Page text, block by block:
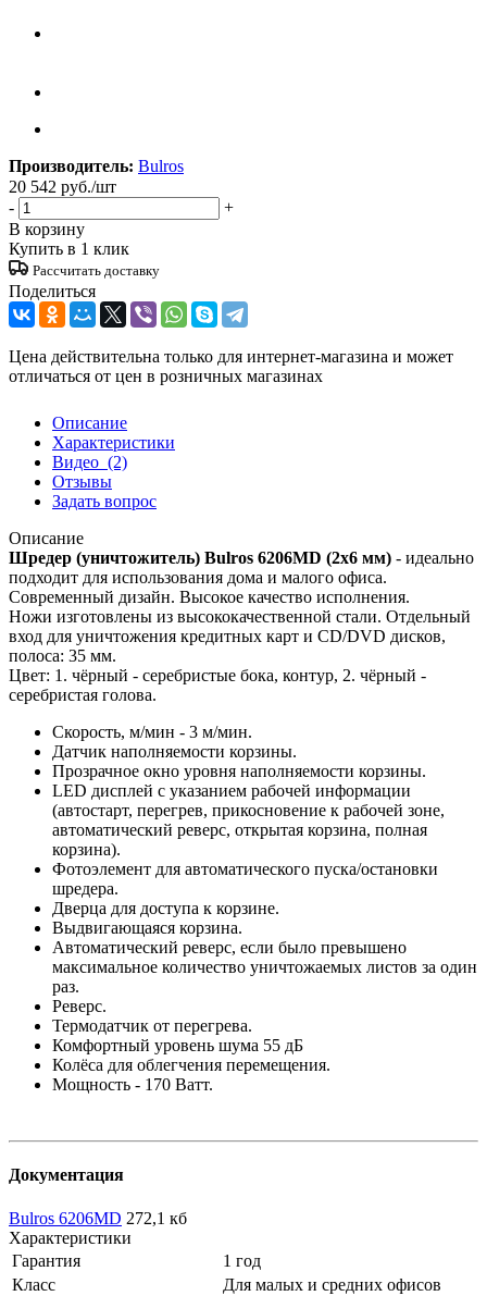
Производитель: Bulros
20 542 руб./шт
-
+
В корзину
Купить в 1 клик
Рассчитать доставку
Поделиться
Цена действительна только для интернет-магазина и может
отличаться от цен в розничных магазинах
Описание
Характеристики
Видео (2)
Отзывы
Задать вопрос
Описание
Шредер (уничтожитель) Bulros 6206MD (2х6 мм) - идеально
подходит для использования дома и малого офиса.
Современный дизайн. Высокое качество исполнения.
Ножи изготовлены из высококачественной стали. Отдельный
вход для уничтожения кредитных карт и CD/DVD дисков,
полоса: 35 мм.
Цвет: 1. чёрный - серебристые бока, контур, 2. чёрный -
серебристая голова.
Скорость, м/мин - 3 м/мин.
Датчик наполняемости корзины.
Прозрачное окно уровня наполняемости корзины.
LED дисплей с указанием рабочей информации
(автостарт, перегрев, прикосновение к рабочей зоне,
автоматический реверс, открытая корзина, полная
корзина).
Фотоэлемент для автоматического пуска/остановки
шредера.
Дверца для доступа к корзине.
Выдвигающаяся корзина.
Автоматический реверс, если было превышено
максимальное количество уничтожаемых листов за один
раз.
Реверс.
Термодатчик от перегрева.
Комфортный уровень шума 55 дБ
Колёса для облегчения перемещения.
Мощность - 170 Ватт.
Документация
Bulros 6206MD 272,1 кб
Характеристики
Гарантия
1 год
Класс
Для малых и средних офисов